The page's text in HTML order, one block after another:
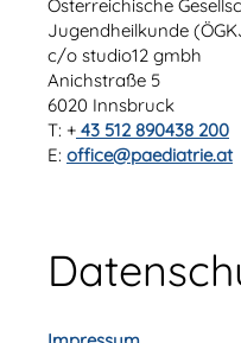
Österreichische
Jugendheilkunde
c/o studio12 gmbh
Anichstraße 5
6020 Innsbruck
T: + 43 512 890438 200
E: office@paediatrie.at